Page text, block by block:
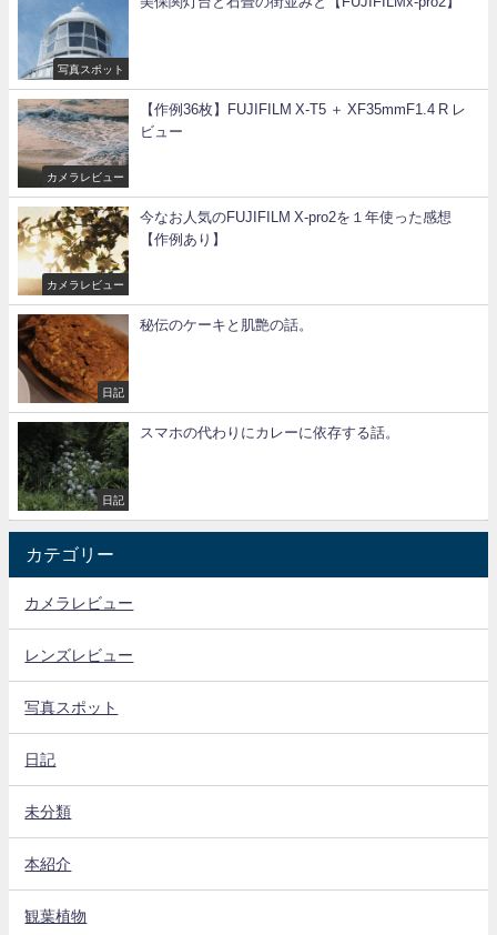
写真スポット
カメラレビュー
【作例36枚】FUJIFILM X-T5 ＋ XF35mmF1.4 R レ
ビュー
カメラレビュー
今なお人気のFUJIFILM X-pro2を１年使った感想
【作例あり】
日記
秘伝のケーキと肌艶の話。
日記
スマホの代わりにカレーに依存する話。
カテゴリー
カメラレビュー
レンズレビュー
写真スポット
日記
未分類
本紹介
観葉植物